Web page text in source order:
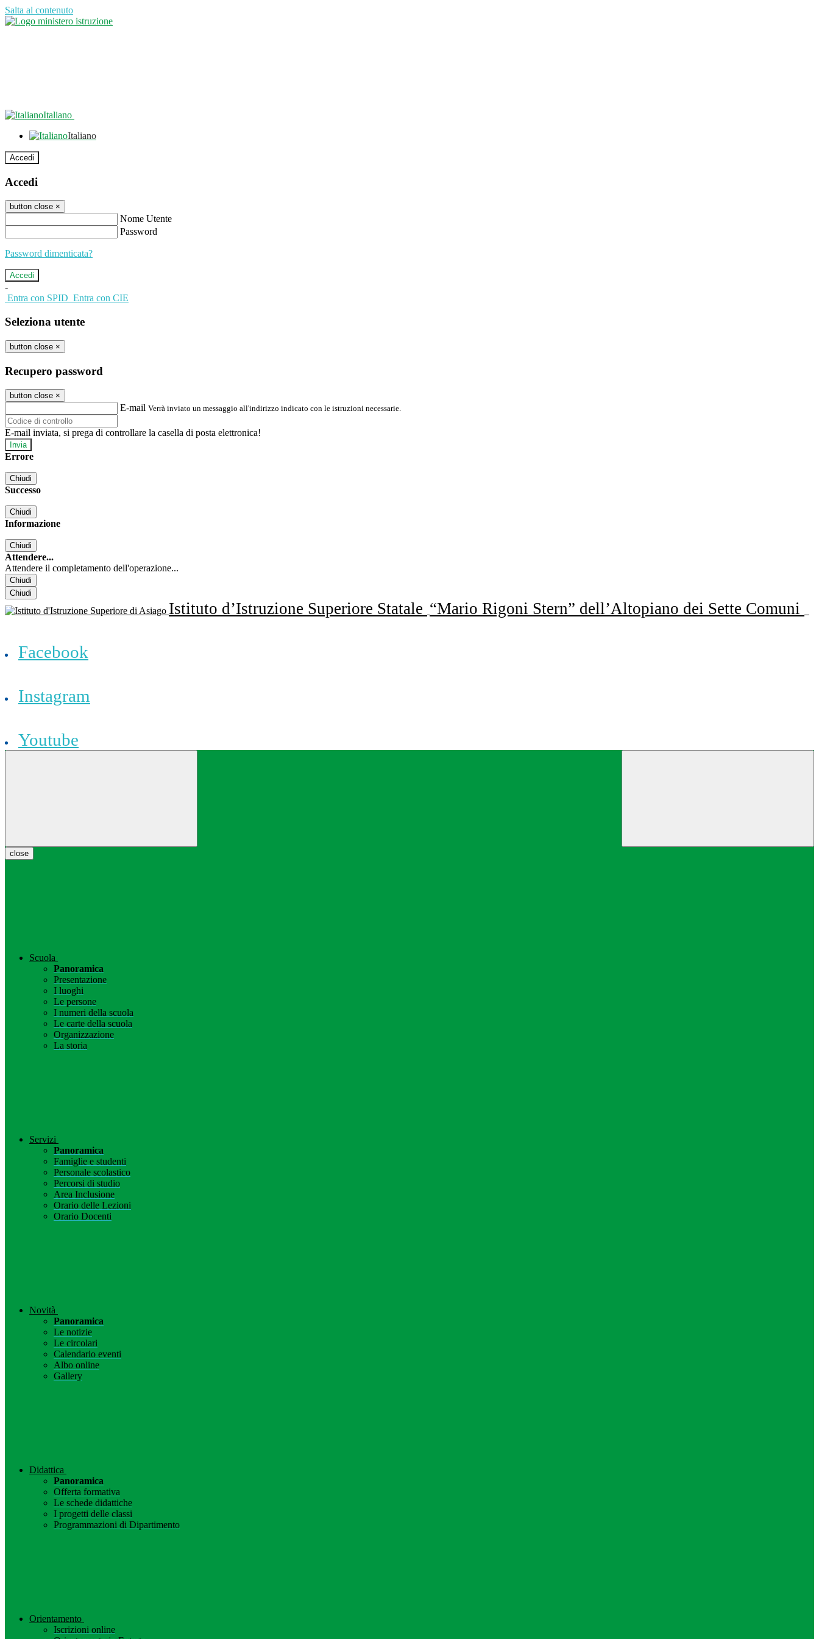
Salta al contenuto
Italiano
Italiano
Accedi
Accedi
button close ×
Nome Utente
Password
Password dimenticata?
-
Entra con SPID Entra con CIE
Seleziona utente
button close ×
Recupero password
button close ×
E-mail Verrà inviato un messaggio all'indirizzo indicato con le istruzioni necessarie.
E-mail inviata, si prega di controllare la casella di posta elettronica!
Errore
Chiudi
Successo
Chiudi
Informazione
Chiudi
Attendere...
Attendere il completamento dell'operazione...
Chiudi
Chiudi
Istituto d’Istruzione Superiore Statale “Mario Rigoni Stern” dell’Altopiano dei Sette Comuni
Facebook
Instagram
Youtube
close
Scuola
Panoramica
Presentazione
I luoghi
Le persone
I numeri della scuola
Le carte della scuola
Organizzazione
La storia
Servizi
Panoramica
Famiglie e studenti
Personale scolastico
Percorsi di studio
Area Inclusione
Orario delle Lezioni
Orario Docenti
Novità
Panoramica
Le notizie
Le circolari
Calendario eventi
Albo online
Gallery
Didattica
Panoramica
Offerta formativa
Le schede didattiche
I progetti delle classi
Programmazioni di Dipartimento
Orientamento
Iscrizioni online